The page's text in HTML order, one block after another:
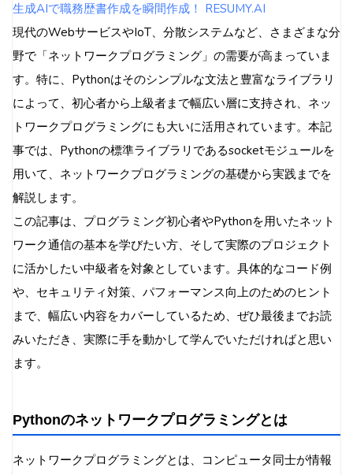
安全な通信のための基本対策
よくある脆弱性とその対策
ベストプラクティス
応用例とプロジェクト事例
応用例
プロジェクト事例
学習リソース
まとめと今後のステップ
次の学習ステップ
最後に
生成AIで職務歴書作成を瞬間作成！ RESUMY.AI
現代のWebサービスやIoT、分散システムなど、さまざまな分
野で「ネットワークプログラミング」の需要が高まっていま
す。特に、Pythonはそのシンプルな文法と豊富なライブラリ
によって、初心者から上級者まで幅広い層に支持され、ネッ
トワークプログラミングにも大いに活用されています。本記
事では、Pythonの標準ライブラリであるsocketモジュールを
用いて、ネットワークプログラミングの基礎から実践までを
解説します。
この記事は、プログラミング初心者やPythonを用いたネット
ワーク通信の基本を学びたい方、そして実際のプロジェクト
に活かしたい中級者を対象としています。具体的なコード例
や、セキュリティ対策、パフォーマンス向上のためのヒント
まで、幅広い内容をカバーしているため、ぜひ最後までお読
みいただき、実際に手を動かして学んでいただければと思い
ます。
Pythonのネットワークプログラミングとは
ネットワークプログラミングとは、コンピュータ同士が情報